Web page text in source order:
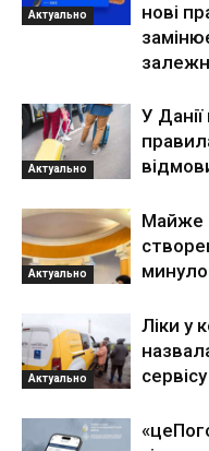
Актуально
нові
Актуально
У
Актуально
Майже
Актуально
Ліки у